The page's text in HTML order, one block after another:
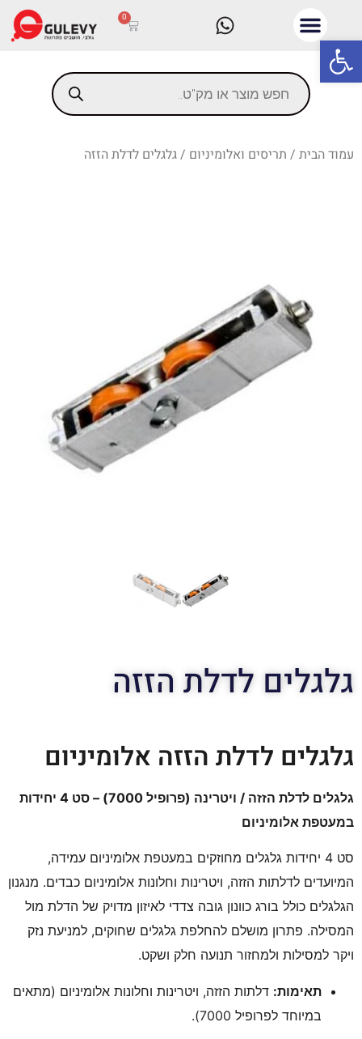
פתח סרגל נגישות
0
עמוד הבית / תריסים ואלומיניום / גלגלים לדלת הזזה
גלגלים לדלת הזזה
גלגלים לדלת הזזה אלומיניום
גלגלים לדלת הזזה / ויטרינה (פרופיל 7000) – סט 4 יחידות
במעטפת אלומיניום
סט 4 יחידות גלגלים מחוזקים במעטפת אלומיניום עמידה,
המיועדים לדלתות הזזה, ויטרינות וחלונות אלומיניום כבדים. מנגנון
הגלגלים כולל בורג כוונון גובה צדדי לאיזון מדויק של הדלת מול
המסילה. פתרון מושלם להחלפת גלגלים שחוקים, למניעת נזק
ויקר למסילות ולמחזור תנועה חלק ושקט.
תאימות: דלתות הזזה, ויטרינות וחלונות אלומיניום (מתאים
במיוחד לפרופיל 7000).